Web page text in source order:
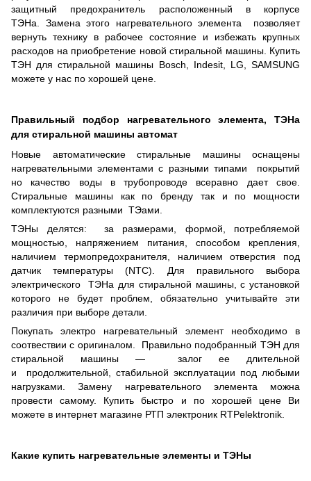
защитный предохранитель расположенный в корпусе
ТЭНа. Замена этого нагревательного элемента позволяет
вернуть технику в рабочее состояние и избежать крупных
расходов на приобретение новой стиральной машины. Купить
ТЭН для стиральной машины Bosch, Indesit, LG, SAMSUNG
можете у нас по хорошей цене.
Правильный подбор нагревательного элемента, ТЭНа
для стиральной машины автомат
Новые автоматические стиральные машины оснащены
нагревательными элементами с разными типами покрытий
но качество воды в трубопроводе всеравно дает свое.
Стиральные машины как по бренду так и по мощности
комплектуются разными ТЭами.
ТЭНы делятся: за размерами, формой, потребляемой
мощностью, напряжением питания, способом крепления,
наличием термопредохранителя, наличием отверстия под
датчик температуры (NTC). Для правильного выбора
электрического ТЭНа для стиральной машины, с установкой
которого не будет проблем, обязательно учитывайте эти
различия при выборе детали.
Покупать электро нагревательный элемент необходимо в
соотвествии с оригиналом. Правильно подобранный ТЭН для
стиральной машины — залог ее длительной
и продолжительной, стабильной эксплуатации под любыми
нагрузками. Замену нагревательного элемента можна
провести самому. Купить быстро и по хорошей цене Ви
можете в интернет магазине РТП электроник RTPelektronik.
Какие купить нагревательные элементы и ТЭНы